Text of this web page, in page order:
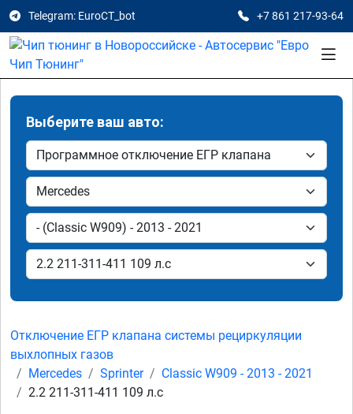
Telegram: EuroCT_bot +7 861 217-93-64
Выберите ваш авто:
Отключение ЕГР клапана системы рециркуляции
выхлопных газов
Mercedes
Sprinter
Classic W909 - 2013 - 2021
2.2 211-311-411 109 л.с